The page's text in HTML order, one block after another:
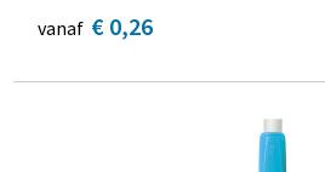
vanaf € 0,26